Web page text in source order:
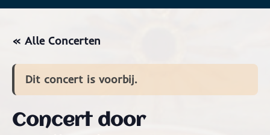
« Alle Concerten
Dit concert is voorbij.
Concert door